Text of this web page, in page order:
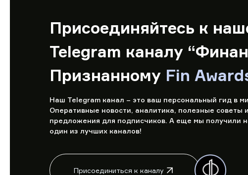
Присоединяйтесь к
Telegram каналу
Признанному Fin
Наш Telegram канал – это ваш персональный гид в
Оперативные новости, аналитика, полезные советы
предложения для подписчиков. А еще мы получили
один из лучших каналов!
Присоединиться к каналу